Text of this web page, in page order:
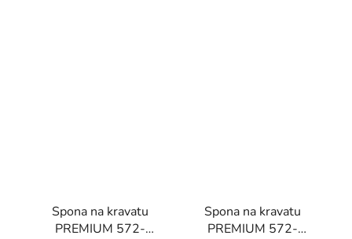
Spona na kravatu
PREMIUM 572-
Spona na kravatu
PREMIUM 572-